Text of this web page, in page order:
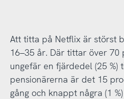
Att titta på Netflix är störst
16–35 år. Där tittar över 70
ungefär en fjärdedel (25 %)
pensionärerna är det 15
gång och knappt några (1